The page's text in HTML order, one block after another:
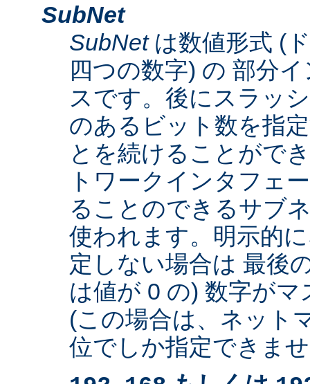
SubNet
SubNetは数値形式 (
四つの数字) の 部分
スです。後にスラッ
のあるビット数を指
とを続けることがで
トワークインタフェ
ることのできるサブ
使われます。明示的
定しない場合は 最後
は値が 0 の) 数字が
(この場合は、ネット
位でしか指定できま